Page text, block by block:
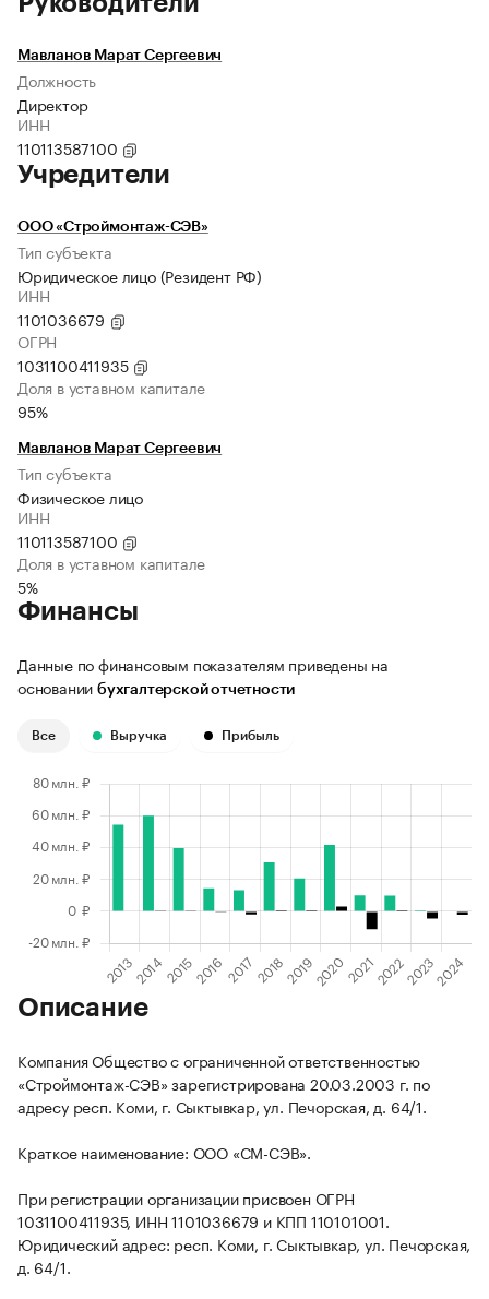
Мавланов Марат Сергеевич
Должность
Директор
ИНН
110113587100
Учредители
ООО «Строймонтаж-СЭВ»
Тип субъекта
Юридическое лицо (Резидент РФ)
ИНН
1101036679
ОГРН
1031100411935
Доля в уставном капитале
95%
Мавланов Марат Сергеевич
Тип субъекта
Физическое лицо
ИНН
110113587100
Доля в уставном капитале
5%
Финансы
Данные по финансовым показателям приведены на
основании бухгалтерской отчетности
Все Выручка Прибыль
Описание
Компания Общество с ограниченной ответственностью
«Строймонтаж-СЭВ» зарегистрирована 20.03.2003 г. по
адресу респ. Коми, г. Сыктывкар, ул. Печорская, д. 64/1.
Краткое наименование: ООО «СМ-СЭВ».
При регистрации организации присвоен ОГРН
1031100411935, ИНН 1101036679 и КПП 110101001.
Юридический адрес: респ. Коми, г. Сыктывкар, ул. Печорская,
д. 64/1.